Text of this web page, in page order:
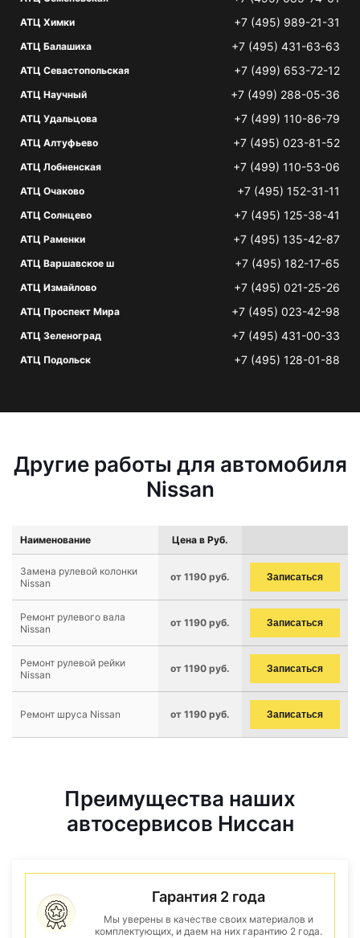
АТЦ Химки +7 (495) 989-21-31
АТЦ Балашиха +7 (495) 431-63-63
АТЦ Севастопольская +7 (499) 653-72-12
АТЦ Научный +7 (499) 288-05-36
АТЦ Удальцова +7 (499) 110-86-79
АТЦ Алтуфьево +7 (495) 023-81-52
АТЦ Лобненская +7 (499) 110-53-06
АТЦ Очаково +7 (495) 152-31-11
АТЦ Солнцево +7 (495) 125-38-41
АТЦ Раменки +7 (495) 135-42-87
АТЦ Варшавское ш +7 (495) 182-17-65
АТЦ Измайлово +7 (495) 021-25-26
АТЦ Проспект Мира +7 (495) 023-42-98
АТЦ Зеленоград +7 (495) 431-00-33
АТЦ Подольск +7 (495) 128-01-88
Другие работы для автомобиля
Nissan
Наименование Цена в Руб.
Замена рулевой колонки
Nissan
от 1190 руб. Записаться
Ремонт рулевого вала
Nissan
от 1190 руб. Записаться
Ремонт рулевой рейки
Nissan
от 1190 руб. Записаться
Ремонт шруса Nissan от 1190 руб. Записаться
Преимущества наших
автосервисов Ниссан
Гарантия 2 года
Мы уверены в качестве своих материалов и
комплектующих, и даем на них гарантию 2 года.